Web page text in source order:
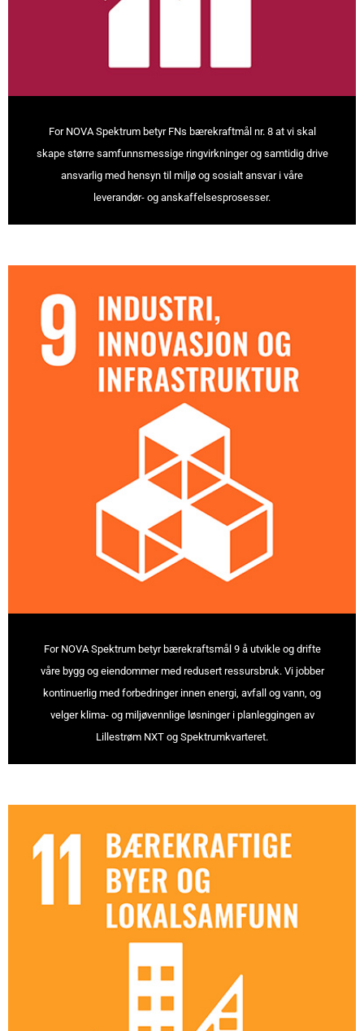
For NOVA Spektrum betyr FNs bærekraftmål nr. 8 at vi skal
skape større samfunnsmessige ringvirkninger og samtidig drive
ansvarlig med hensyn til miljø og sosialt ansvar i våre
leverandør- og anskaffelsesprosesser.
For NOVA Spektrum betyr bærekraftsmål 9 å utvikle og drifte
våre bygg og eiendommer med redusert ressursbruk. Vi jobber
kontinuerlig med forbedringer innen energi, avfall og vann, og
velger klima- og miljøvennlige løsninger i planleggingen av
Lillestrøm NXT og Spektrumkvarteret.